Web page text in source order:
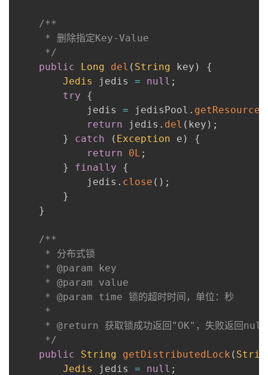
/**
     * 删除指定Key-Value
     */
public
Long del ( String key )
{
Jedis
jedis = null ;
try
{
            jedis
= jedisPool . getResource
return jedis . del ( key ) ;
}
catch ( Exception e )
{
return
0L ;
}
finally
{
            jedis
. close ( ) ;
}
}
/**
     * 分布式锁
     * @param key
     * @param value
     * @param time 锁的超时时间，单位：秒
     *
     * @return 获取锁成功返回"OK"，失败返回null
     */
public
String getDistributedLock (
Jedis
jedis = null ;